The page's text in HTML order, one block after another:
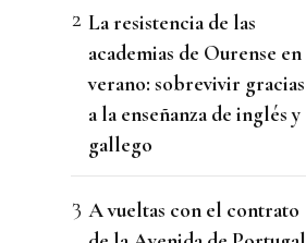
La resistencia de las
academias de Ourense en
verano: sobrevivir gracias
a la enseñanza de inglés y
gallego
A vueltas con el contrato